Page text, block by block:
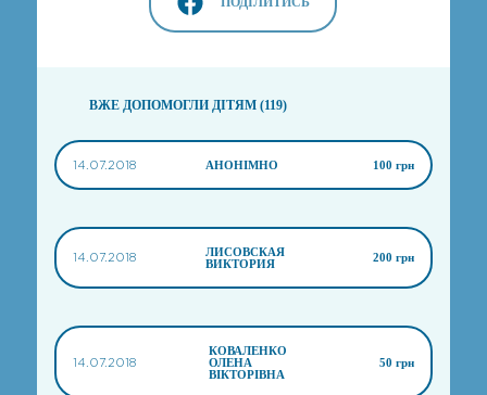
ВЖЕ ДОПОМОГЛИ ДІТЯМ (119)
14.07.2018 АНОНІМНО 100 грн
14.07.2018
ЛИСОВСКАЯ
ВИКТОРИЯ
200 грн
14.07.2018
КОВАЛЕНКО
ОЛЕНА
ВІКТОРІВНА
50 грн